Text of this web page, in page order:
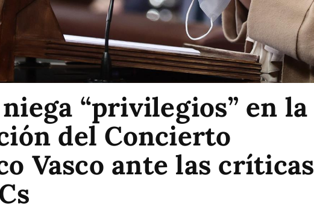
“privilegios” en la
del Concierto
Vasco ante las críticas